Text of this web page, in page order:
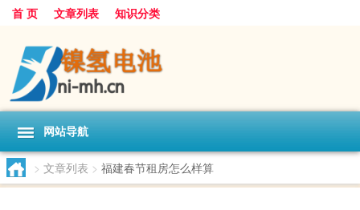
首 页 文章列表 知识分类
网站导航
> 文章列表 > 福建春节租房怎么样算